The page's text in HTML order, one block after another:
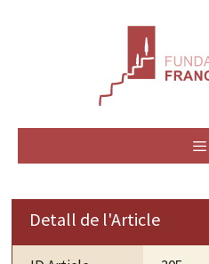
Detall de l'Article